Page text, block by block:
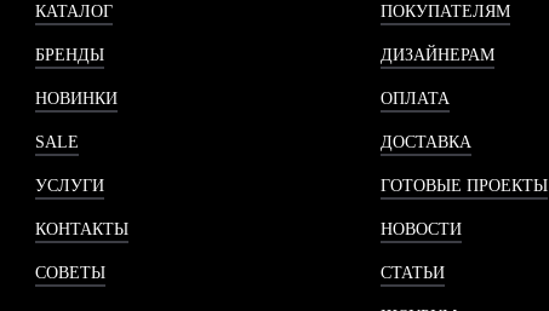
КАТАЛОГ
БРЕНДЫ
НОВИНКИ
SALE
УСЛУГИ
КОНТАКТЫ
СОВЕТЫ
ПОКУПАТЕЛЯМ
ДИЗАЙНЕРАМ
ОПЛАТА
ДОСТАВКА
ГОТОВЫЕ ПРОЕКТЫ
НОВОСТИ
СТАТЬИ